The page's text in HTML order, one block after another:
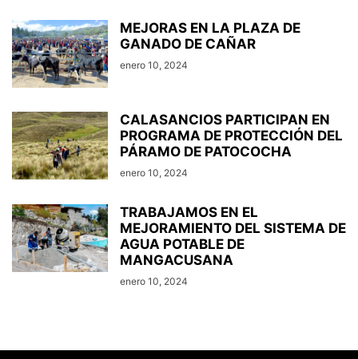
MEJORAS EN LA PLAZA DE
GANADO DE CAÑAR
enero 10, 2024
CALASANCIOS PARTICIPAN EN
PROGRAMA DE PROTECCIÓN DEL
PÁRAMO DE PATOCOCHA
enero 10, 2024
TRABAJAMOS EN EL
MEJORAMIENTO DEL SISTEMA DE
AGUA POTABLE DE
MANGACUSANA
enero 10, 2024